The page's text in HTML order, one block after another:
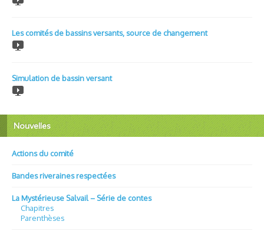
Les comités de bassins versants, source de changement
Simulation de bassin versant
Nouvelles
Actions du comité
Bandes riveraines respectées
La Mystérieuse Salvail – Série de contes
Chapitres
Parenthèses